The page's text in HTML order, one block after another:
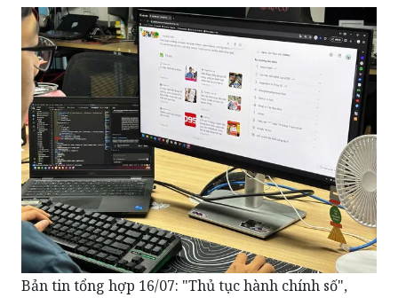
Bản tin tổng hợp 16/07: "Thủ tục hành chính số",
"World Cup", "thông tin mùa thi" dẫn dắt xu hướng
tìm kiếm quý II/2026